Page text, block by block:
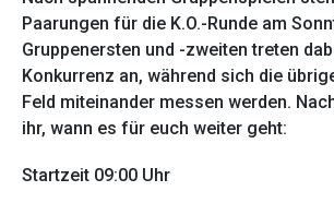
Paarungen für die K.O.-Runde am
Gruppenersten und -zweiten treten
Konkurrenz an, während sich die
Feld miteinander messen werden.
ihr, wann es für euch weiter geht:
Startzeit 09:00 Uhr